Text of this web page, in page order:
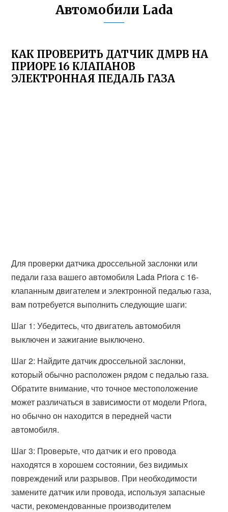
Автомобили Lada
КАК ПРОВЕРИТЬ ДАТЧИК ДМРВ НА
ПРИОРЕ 16 КЛАПАНОВ
ЭЛЕКТРОННАЯ ПЕДАЛЬ ГАЗА
Для проверки датчика дроссельной заслонки или
педали газа вашего автомобиля Lada Priora с 16-
клапанным двигателем и электронной педалью газа,
вам потребуется выполнить следующие шаги:
Шаг 1: Убедитесь, что двигатель автомобиля
выключен и зажигание выключено.
Шаг 2: Найдите датчик дроссельной заслонки,
который обычно расположен рядом с педалью газа.
Обратите внимание, что точное местоположение
может различаться в зависимости от модели Priora,
но обычно он находится в передней части
автомобиля.
Шаг 3: Проверьте, что датчик и его провода
находятся в хорошем состоянии, без видимых
повреждений или разрывов. При необходимости
замените датчик или провода, используя запасные
части, рекомендованные производителем